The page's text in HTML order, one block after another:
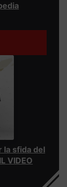
la sfida del
VIDEO